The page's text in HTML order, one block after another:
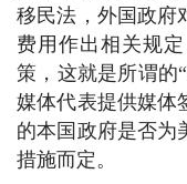
移民法，外国政府
费用作出相关规
策，这就是所谓的
媒体代表提供媒体
的本国政府是否为
措施而定。